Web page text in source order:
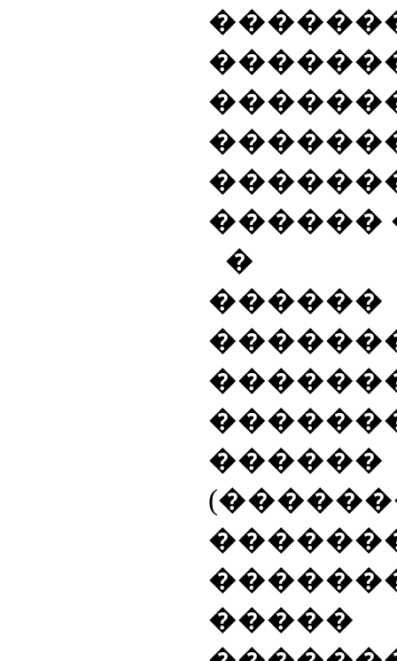
������
�
������
�����